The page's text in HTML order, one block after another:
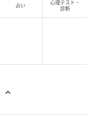
占い
心理テスト・
診断